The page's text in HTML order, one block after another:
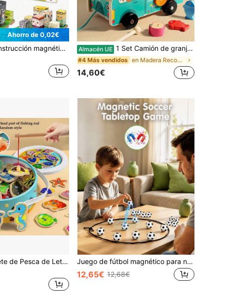
Ahorro de 0,02€
Bloques de construcción magnéticos - Juguete educativo STEM, bloques de apilamiento magnéticos, juego interactivo familiar, juguete de rompecabezas de aprendizaje, juguete sensorial Montessori, adecuado para niños y niñas de 3+ años, regalo de cumpleaños y festividades (colores aleatorios)
Almacén UE 1 Set Camión de granja de madera multifuncional 5 en 1 | Juego de emparejamiento de formas, xilófono, reconocimiento de reloj, juego de engranajes | Juguete educativo de rompecabezas
#4 Más vendidos en Madera Reconocimiento de formas y colores para
14,60€
1 Set de Juguete de Pesca de Letras de Madera - Juego Educativo con Tema de Vida Marina de Dibujos Animados, Cultivar Habilidades Cognitivas, Juego Interactivo Padres-Hijos, Adecuado para Regalos de Navidad, Acción de Gracias, Pascua, Cumpleaños, Patrones de Peces Aleatorios
Juego de fútbol magnético para niños, incluye pisar minas, inducción magnética, juego de mesa interactivo educativo, juguete, regalo para vacaciones, regalo de cumpleaños
12,65€ 12,68€